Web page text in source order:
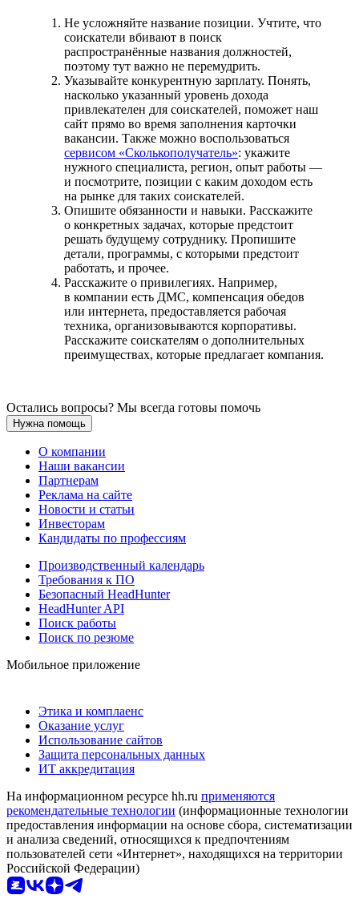
Не усложняйте название позиции. Учтите, что
соискатели вбивают в поиск
распространённые названия должностей,
поэтому тут важно не перемудрить.
Указывайте конкурентную зарплату. Понять,
насколько указанный уровень дохода
привлекателен для соискателей, поможет наш
сайт прямо во время заполнения карточки
вакансии. Также можно воспользоваться
сервисом «Сколькополучатель»: укажите
нужного специалиста, регион, опыт работы —
и посмотрите, позиции с каким доходом есть
на рынке для таких соискателей.
Опишите обязанности и навыки. Расскажите
о конкретных задачах, которые предстоит
решать будущему сотруднику. Пропишите
детали, программы, с которыми предстоит
работать, и прочее.
Расскажите о привилегиях. Например,
в компании есть ДМС, компенсация обедов
или интернета, предоставляется рабочая
техника, организовываются корпоративы.
Расскажите соискателям о дополнительных
преимуществах, которые предлагает компания.
Остались вопросы? Мы всегда готовы помочь
Нужна помощь
О компании
Наши вакансии
Партнерам
Реклама на сайте
Новости и статьи
Инвесторам
Кандидаты по профессиям
Производственный календарь
Требования к ПО
Безопасный HeadHunter
HeadHunter API
Поиск работы
Поиск по резюме
Мобильное приложение
Этика и комплаенс
Оказание услуг
Использование сайтов
Защита персональных данных
ИТ аккредитация
На информационном ресурсе hh.ru применяются
рекомендательные технологии (информационные технологии
предоставления информации на основе сбора, систематизации
и анализа сведений, относящихся к предпочтениям
пользователей сети «Интернет», находящихся на территории
Российской Федерации)